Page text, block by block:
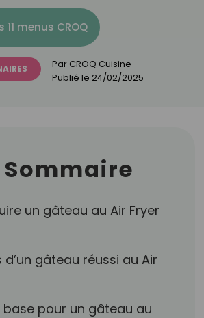
11 menus CROQ
Par CROQ Cuisine
Publié le 24/02/2025
Sommaire
un gâteau au Air Fryer
d’un gâteau réussi au Air
base pour un gâteau au